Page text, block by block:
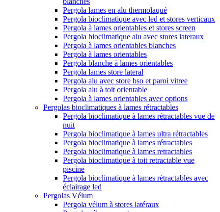
Pergola lames en alu thermolaqué
Pergola bioclimatique avec led et stores verticaux
Pergola à lames orientables et stores screen
Pergola bioclimatique alu avec stores lateraux
Pergola à lames orientables blanches
Pergola à lames orientables
Pergola blanche à lames orientables
Pergola lames store lateral
Pergola alu avec store bso et paroi vitree
Pergola alu à toit orientable
Pergola à lames orientables avec options
Pergolas bioclimatiques à lames rétractables
Pergola bioclimatique à lames rétractables vue de
nuit
Pergola bioclimatique à lames ultra rétractables
Pergola bioclimatique à lames rétractables
Pergola bioclimatique à lames retractables
Pergola bioclimatique à toit retractable vue
piscine
Pergola bioclimatique à lames rétractables avec
éclairage led
Pergolas Vélum
Pergola vélum à stores latéraux